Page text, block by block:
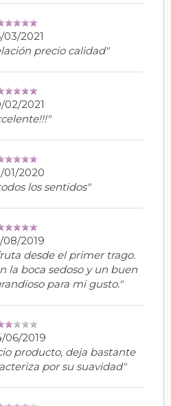
03/2021
precio calidad"
02/2021
01/2020
los sentidos"
08/2019
desde el primer trago.
la boca sedoso y un buen
para mi gusto."
06/2019
producto, deja bastante
por su suavidad"